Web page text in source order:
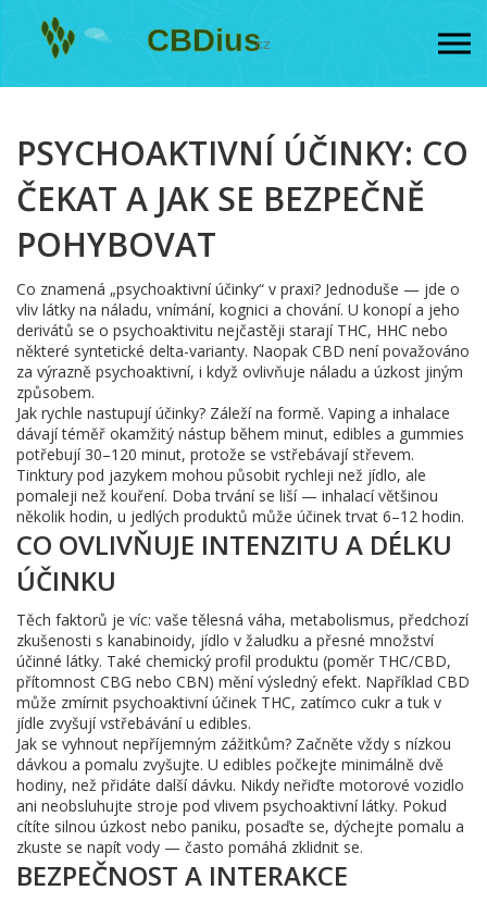
PSYCHOAKTIVNÍ ÚČINKY: CO
ČEKAT A JAK SE BEZPEČNĚ
POHYBOVAT
Co znamená „psychoaktivní účinky“ v praxi? Jednoduše — jde o
vliv látky na náladu, vnímání, kognici a chování. U konopí a jeho
derivátů se o psychoaktivitu nejčastěji starají THC, HHC nebo
některé syntetické delta-varianty. Naopak CBD není považováno
za výrazně psychoaktivní, i když ovlivňuje náladu a úzkost jiným
způsobem.
Jak rychle nastupují účinky? Záleží na formě. Vaping a inhalace
dávají téměř okamžitý nástup během minut, edibles a gummies
potřebují 30–120 minut, protože se vstřebávají střevem.
Tinktury pod jazykem mohou působit rychleji než jídlo, ale
pomaleji než kouření. Doba trvání se liší — inhalací většinou
několik hodin, u jedlých produktů může účinek trvat 6–12 hodin.
CO OVLIVŇUJE INTENZITU A DÉLKU
ÚČINKU
Těch faktorů je víc: vaše tělesná váha, metabolismus, předchozí
zkušenosti s kanabinoidy, jídlo v žaludku a přesné množství
účinné látky. Také chemický profil produktu (poměr THC/CBD,
přítomnost CBG nebo CBN) mění výsledný efekt. Například CBD
může zmírnit psychoaktivní účinek THC, zatímco cukr a tuk v
jídle zvyšují vstřebávání u edibles.
Jak se vyhnout nepříjemným zážitkům? Začněte vždy s nízkou
dávkou a pomalu zvyšujte. U edibles počkejte minimálně dvě
hodiny, než přidáte další dávku. Nikdy neřiďte motorové vozidlo
ani neobsluhujte stroje pod vlivem psychoaktivní látky. Pokud
cítíte silnou úzkost nebo paniku, posaďte se, dýchejte pomalu a
zkuste se napít vody — často pomáhá zklidnit se.
BEZPEČNOST A INTERAKCE